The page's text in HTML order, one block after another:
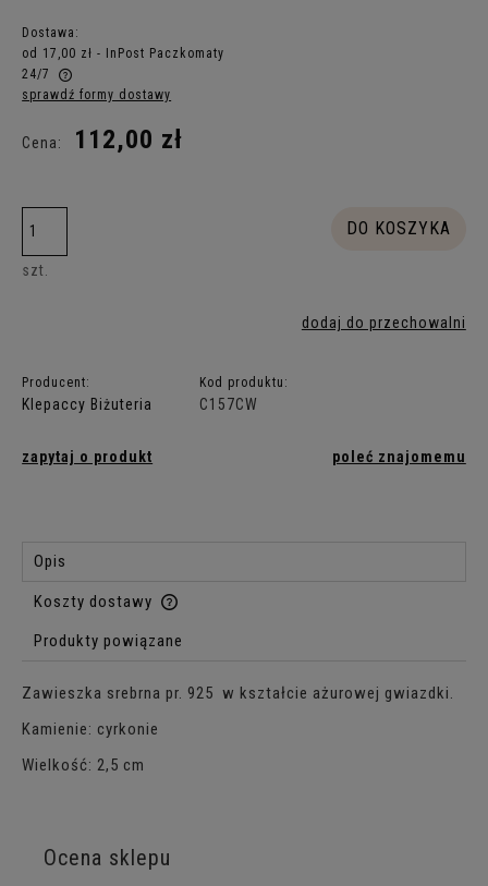
Dostawa:
od 17,00 zł - InPost Paczkomaty
24/7
Cena nie zawiera ewentualnych kosztów płatności
sprawdź formy dostawy
Cena: 112,00 zł
szt.
DO KOSZYKA
dodaj do przechowalni
Producent:
Klepaccy Biżuteria
Kod produktu:
C157CW
zapytaj o produkt poleć znajomemu
Opis
Koszty dostawy
Cena nie zawiera ewentualnych kosztów płatności
Produkty powiązane
Zawieszka srebrna pr. 925 w kształcie ażurowej gwiazdki.
Kamienie: cyrkonie
Wielkość: 2,5 cm
Ocena sklepu